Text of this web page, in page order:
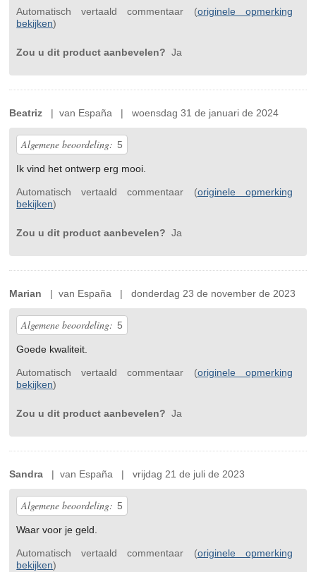
Automatisch vertaald commentaar (originele opmerking
bekijken)
Zou u dit product aanbevelen? Ja
Beatriz | van España | woensdag 31 de januari de 2024
Algemene beoordeling: 5
Ik vind het ontwerp erg mooi.
Automatisch vertaald commentaar (originele opmerking
bekijken)
Zou u dit product aanbevelen? Ja
Marian | van España | donderdag 23 de november de 2023
Algemene beoordeling: 5
Goede kwaliteit.
Automatisch vertaald commentaar (originele opmerking
bekijken)
Zou u dit product aanbevelen? Ja
Sandra | van España | vrijdag 21 de juli de 2023
Algemene beoordeling: 5
Waar voor je geld.
Automatisch vertaald commentaar (originele opmerking
bekijken)